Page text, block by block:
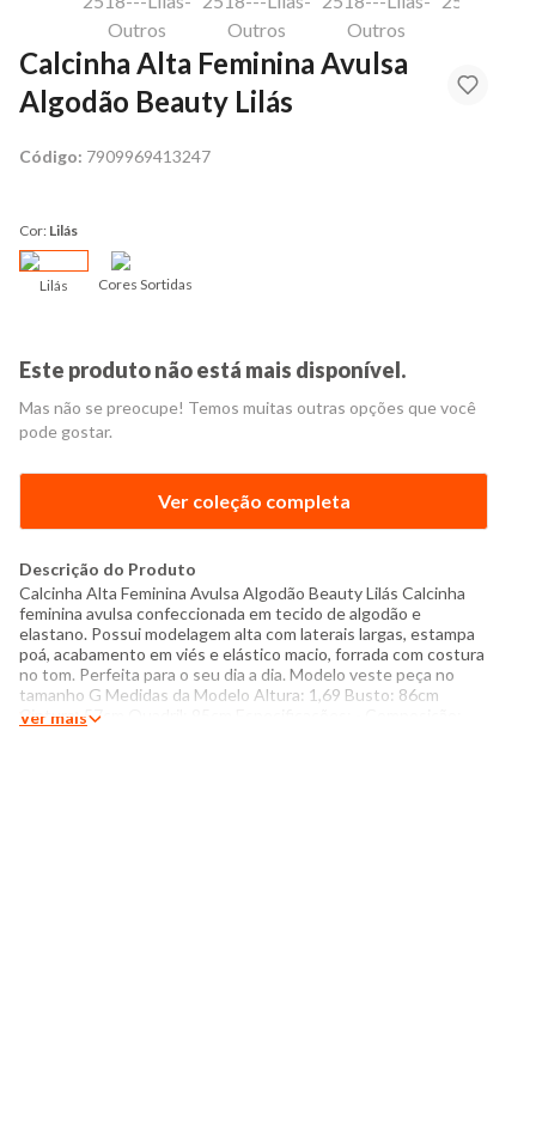
Calcinha Alta Feminina Avulsa
Algodão Beauty Lilás
Código: 7909969413247
Cor: Lilás
Lilás Cores Sortidas
Este produto não está mais disponível.
Mas não se preocupe! Temos muitas outras opções que você
pode gostar.
Ver coleção completa
Descrição do Produto
Calcinha Alta Feminina Avulsa Algodão Beauty Lilás Calcinha
feminina avulsa confeccionada em tecido de algodão e
elastano. Possui modelagem alta com laterais largas, estampa
poá, acabamento em viés e elástico macio, forrada com costura
no tom. Perfeita para o seu dia a dia. Modelo veste peça no
tamanho G Medidas da Modelo Altura: 1,69 Busto: 86cm
Cintura: 57cm Quadril: 95cm Especificações: - Composição:
Ver mais